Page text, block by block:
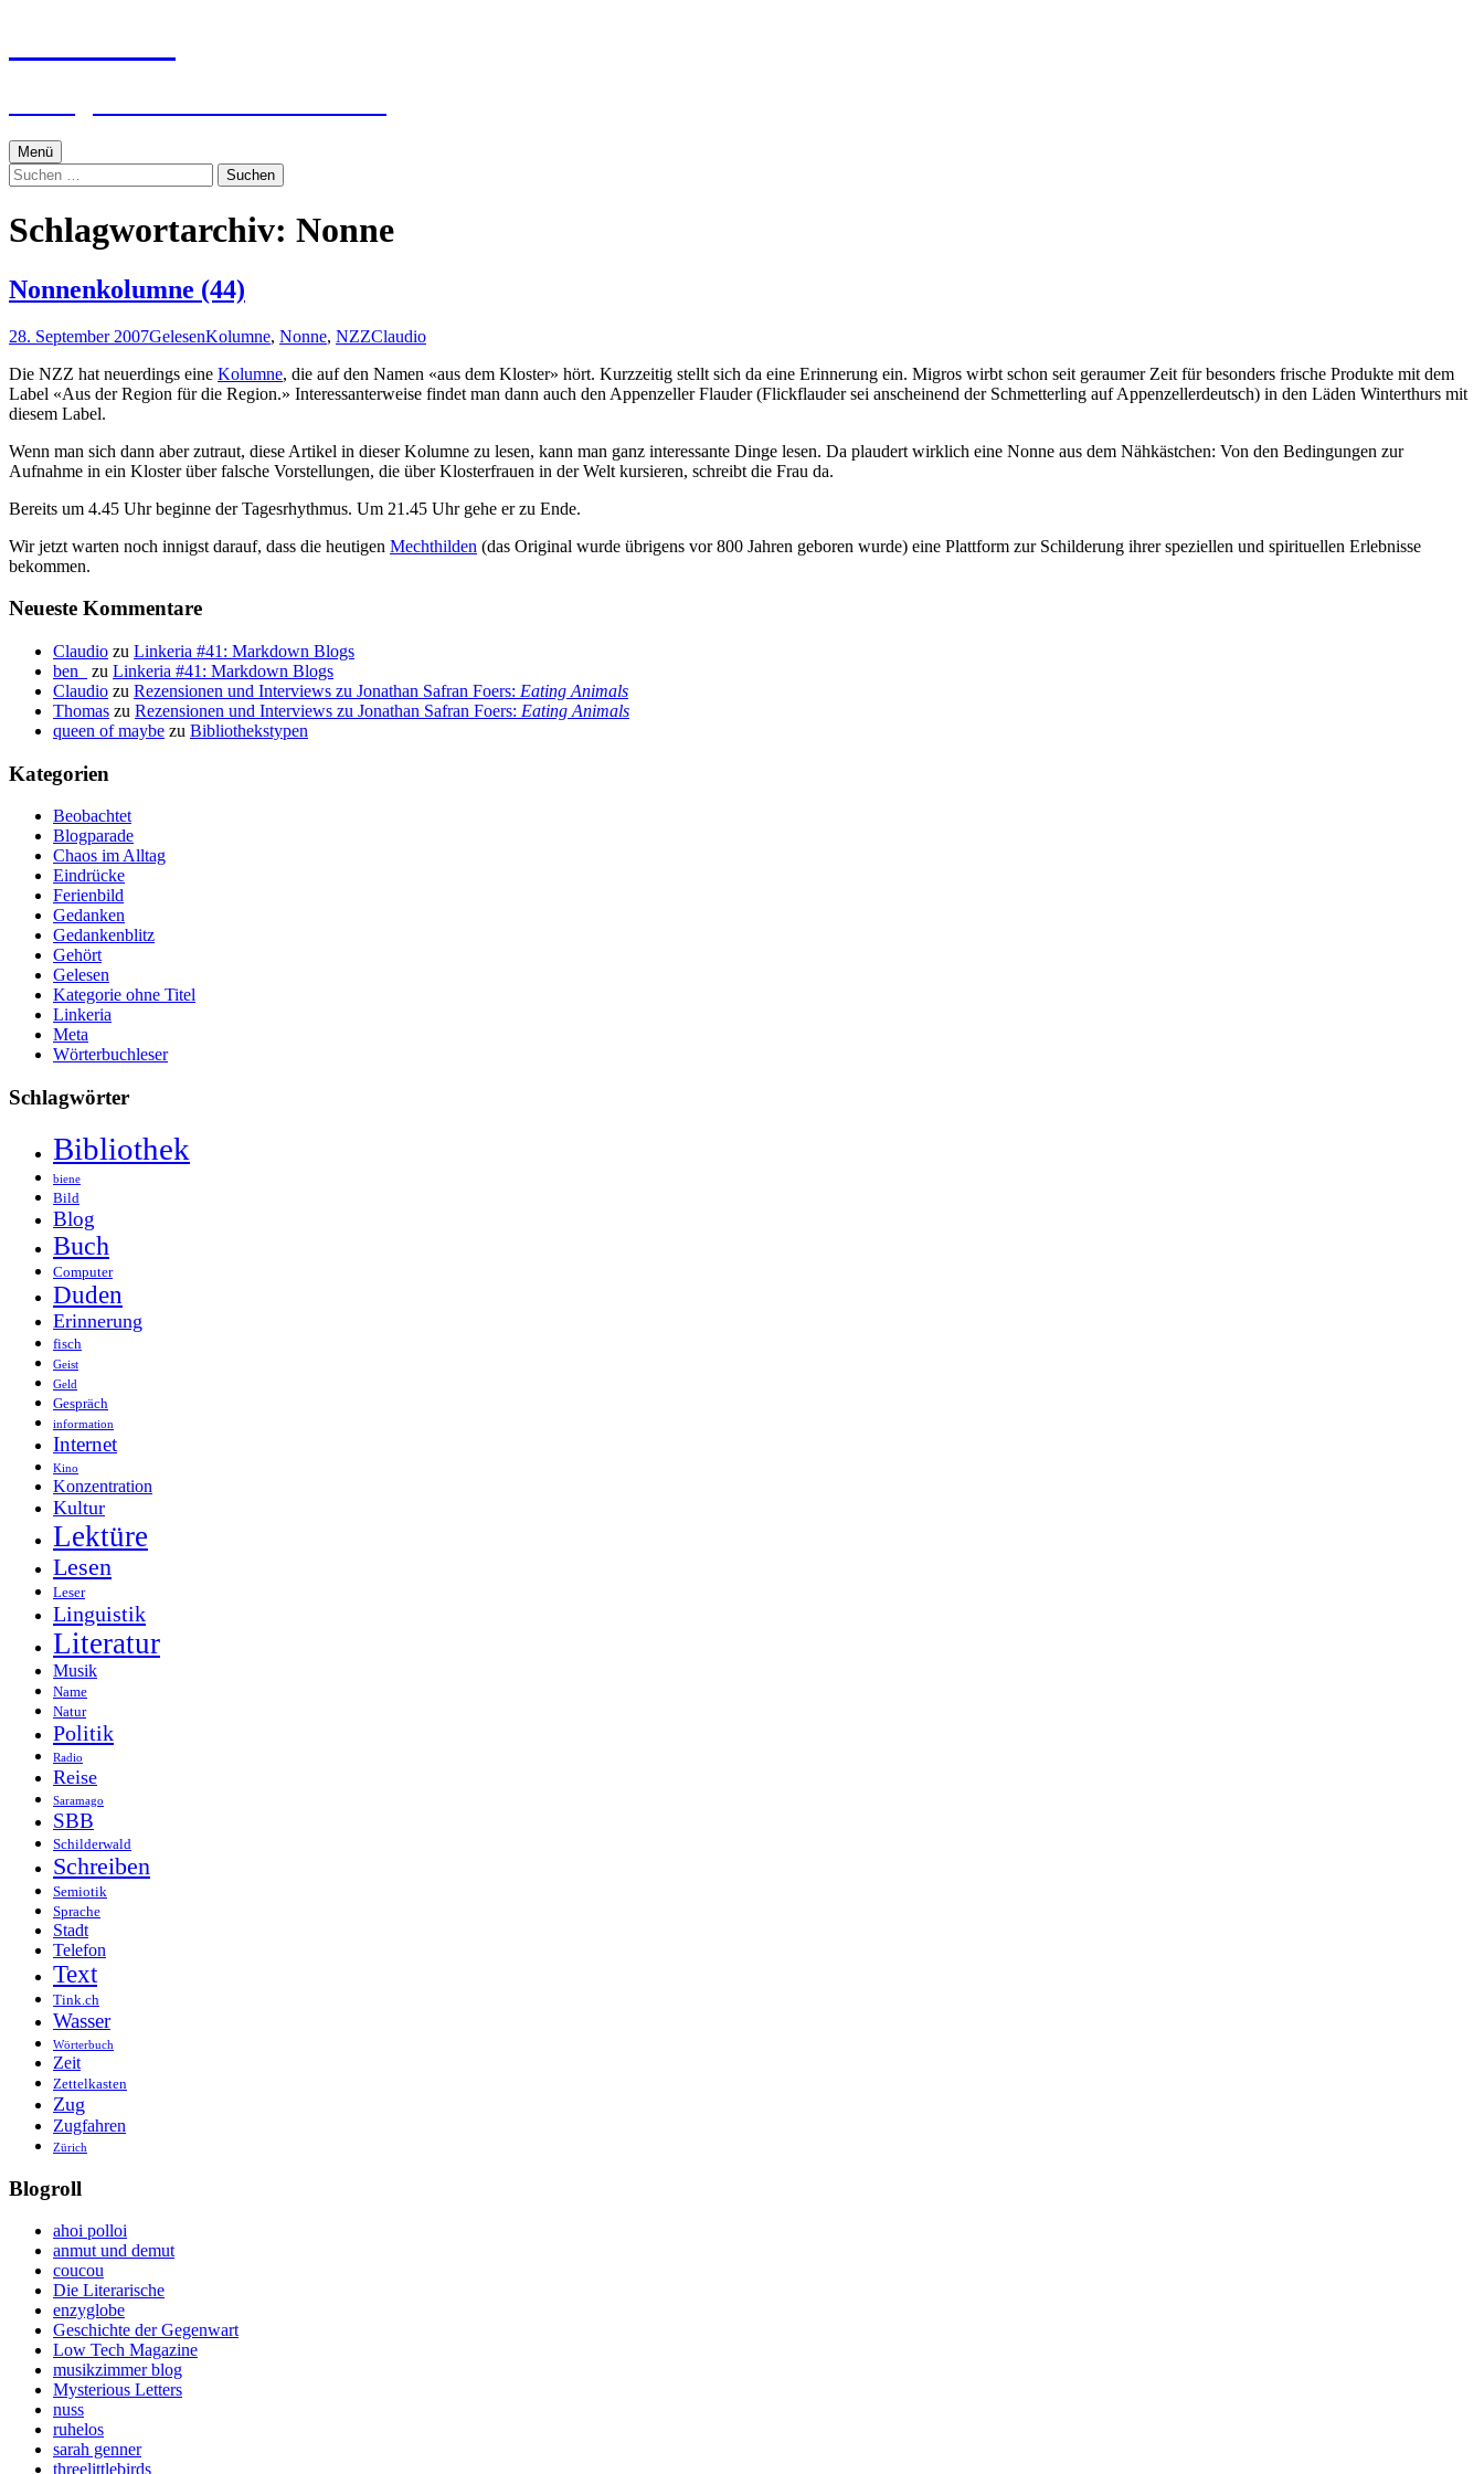
Menü
Suchen
nach:
Schlagwortarchiv: Nonne
Nonnenkolumne (44)
28. September 2007GelesenKolumne, Nonne, NZZClaudio
Die NZZ hat neuerdings eine Kolumne, die auf den Namen «aus dem Kloster» hört. Kurzzeitig stellt sich da eine Erinnerung ein. Migros wirbt schon seit geraumer Zeit für besonders frische Produkte mit dem
Label «Aus der Region für die Region.» Interessanterweise findet man dann auch den Appenzeller Flauder (Flickflauder sei anscheinend der Schmetterling auf Appenzellerdeutsch) in den Läden Winterthurs mit
diesem Label.
Wenn man sich dann aber zutraut, diese Artikel in dieser Kolumne zu lesen, kann man ganz interessante Dinge lesen. Da plaudert wirklich eine Nonne aus dem Nähkästchen: Von den Bedingungen zur
Aufnahme in ein Kloster über falsche Vorstellungen, die über Klosterfrauen in der Welt kursieren, schreibt die Frau da.
Bereits um 4.45 Uhr beginne der Tagesrhythmus. Um 21.45 Uhr gehe er zu Ende.
Wir jetzt warten noch innigst darauf, dass die heutigen Mechthilden (das Original wurde übrigens vor 800 Jahren geboren wurde) eine Plattform zur Schilderung ihrer speziellen und spirituellen Erlebnisse
bekommen.
Neueste Kommentare
Claudio zu Linkeria #41: Markdown Blogs
ben_
zu Linkeria #41: Markdown Blogs
Claudio zu Rezensionen und Interviews zu Jonathan Safran Foers: Eating Animals
Thomas zu Rezensionen und Interviews zu Jonathan Safran Foers: Eating Animals
queen of maybe zu Bibliothekstypen
Kategorien
Beobachtet
Blogparade
Chaos im Alltag
Eindrücke
Ferienbild
Gedanken
Gedankenblitz
Gehört
Gelesen
Kategorie ohne Titel
Linkeria
Meta
Wörterbuchleser
Schlagwörter
Bibliothek
biene
Bild
Blog
Buch
Computer
Duden
Erinnerung
fisch
Geist
Geld
Gespräch
information
Internet
Kino
Konzentration
Kultur
Lektüre
Lesen
Leser
Linguistik
Literatur
Musik
Name
Natur
Politik
Radio
Reise
Saramago
SBB
Schilderwald
Schreiben
Semiotik
Sprache
Stadt
Telefon
Text
Tink.ch
Wasser
Wörterbuch
Zeit
Zettelkasten
Zug
Zugfahren
Zürich
Blogroll
ahoi polloi
anmut und demut
coucou
Die Literarische
enzyglobe
Geschichte der Gegenwart
Low Tech Magazine
musikzimmer blog
Mysterious Letters
nuss
ruhelos
sarah genner
threelittlebirds